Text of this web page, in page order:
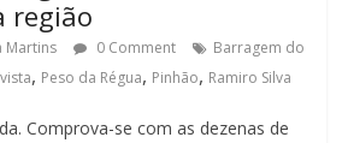
região
Martins 0 Comment
Barragem do
, Peso da Régua, Pinhão, Ramiro Silva
Comprova-se com as dezenas de